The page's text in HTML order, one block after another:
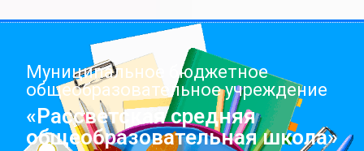
Муниципальное бюджетное
общеобразовательное учреждение
«Рассветская средняя
общеобразовательная школа»